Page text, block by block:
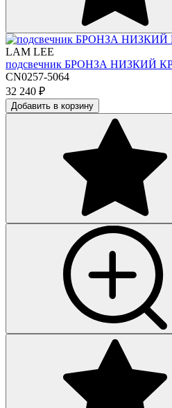
LAM LEE
подсвечник БРОНЗА НИЗКИЙ
CN0257-5064
32 240 ₽
Добавить в корзину